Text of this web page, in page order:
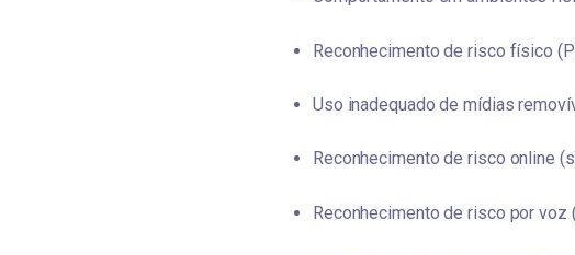
Reconhecimento de risco físico
Uso inadequado de mídias
Reconhecimento de risco online
Reconhecimento de risco por voz